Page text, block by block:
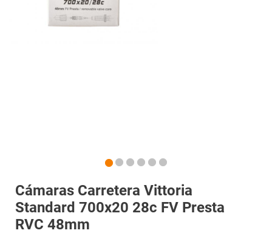
Cámaras Carretera Vittoria
Standard 700x20 28c FV Presta
RVC 48mm